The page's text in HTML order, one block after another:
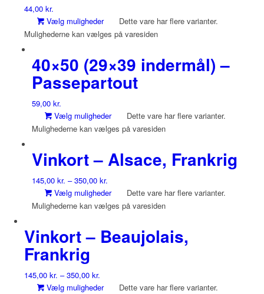
44,00 kr.
Vælg muligheder
Dette vare har flere varianter.
Mulighederne kan vælges på varesiden
40×50 (29×39 indermål) –
Passepartout
59,00 kr.
Vælg muligheder
Dette vare har flere varianter.
Mulighederne kan vælges på varesiden
Vinkort – Alsace, Frankrig
145,00 kr. –350,00 kr.
Vælg muligheder
Dette vare har flere varianter.
Mulighederne kan vælges på varesiden
Vinkort – Beaujolais,
Frankrig
145,00 kr. –350,00 kr.
Vælg muligheder
Dette vare har flere varianter.